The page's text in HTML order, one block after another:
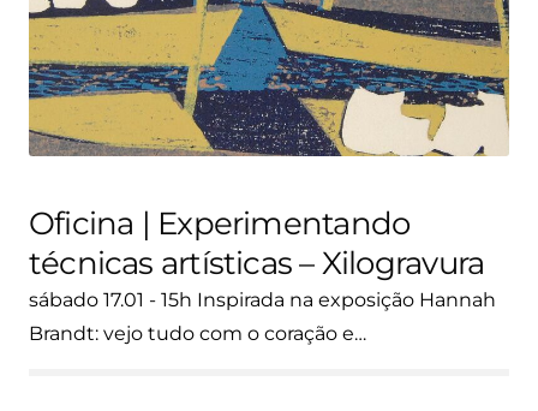
Oficina | Experimentando
técnicas artísticas – Xilogravura
sábado 17.01 - 15h Inspirada na exposição Hannah
Brandt: vejo tudo com o coração e…